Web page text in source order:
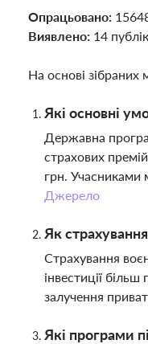
Опрацьовано:
Виявлено: 14
На основі зібраних
Які основні
Державна
страхових
грн. Учасниками
Джерело
Як
Страхування
інвестиції
залучення
Які програми